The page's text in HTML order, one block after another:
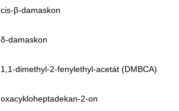
cis-β-damaskon
δ-damaskon
1,1-dimethyl-2-fenylethyl-acetát (DMBCA)
oxacykloheptadekan-2-on